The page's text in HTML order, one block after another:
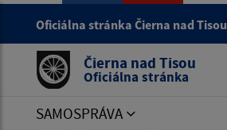
Oficiálna stránka Čierna nad Tisou
Čierna nad Tisou
Oficiálna stránka
SAMOSPRÁVA